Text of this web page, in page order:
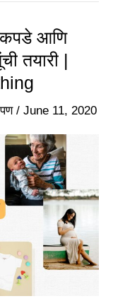
कपडे आणि
तयारी |
/ June 11, 2020